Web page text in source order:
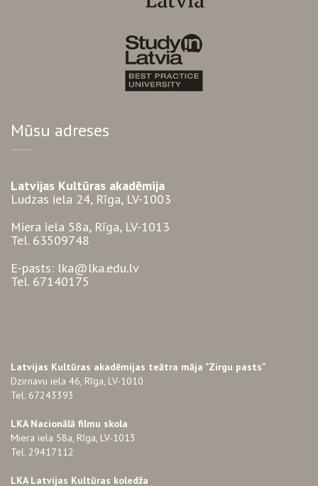
Mūsu adreses
Latvijas Kultūras akadēmija
Ludzas iela 24, Rīga, LV-1003
Miera iela 58a, Rīga, LV-1013
Tel. 63509748
E-pasts: lka@lka.edu.lv
Tel. 67140175
Latvijas Kultūras akadēmijas teātra māja "Zirgu pasts"
Dzirnavu iela 46, Rīga, LV-1010
Tel. 67243393
LKA Nacionālā filmu skola
Miera iela 58a, Rīga, LV-1013
Tel. 29417112
LKA Latvijas Kultūras koledža